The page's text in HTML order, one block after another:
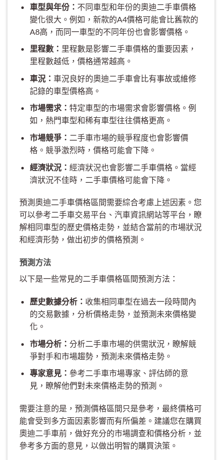
車型與年份： 不同車型和年份的奧迪二手車價格
變化很大。例如，新款的A4價格可能會比舊款的
A8高，而同一車型的不同年份也會影響價格。
里程數： 里程數是影響二手車價格的重要因素，
里程數越低，價格通常越高。
車況： 車況良好的奧迪二手車會比有事故或維修
記錄的車型價格高。
市場需求： 特定車型的市場需求會影響價格。例
如，熱門車型和稀有車型往往價格更高。
市場競爭： 二手車市場的競爭程度也會影響價
格。競爭激烈時，價格可能會下降。
經濟狀況： 經濟狀況也會影響二手車價格。當經
濟狀況不佳時，二手車價格可能會下降。
預測奧迪二手車價格區間需要綜合考慮上述因素。您
可以參考二手車交易平台、汽車資訊網站等平台，瞭
解相同車型的歷史價格走勢，並結合當前的市場狀況
和經濟形勢，做出初步的價格預測。
預測方法
以下是一些常見的二手車價格區間預測方法：
歷史數據分析： 收集相同車型在過去一段時間內
的交易數據，分析價格走勢，並預測未來價格變
化。
市場分析： 分析二手車市場的供需狀況，瞭解競
爭對手和市場趨勢，預測未來價格走勢。
專家意見： 參考二手車市場專家、評估師的意
見，瞭解他們對未來價格走勢的預測。
需要注意的是，預測價格區間只是參考，最終價格可
能會受到多方面因素影響而有所偏差。建議您在購買
奧迪二手車前，做好充分的市場調查和價格分析，並
參考多方面的意見，以做出明智的購買決策。